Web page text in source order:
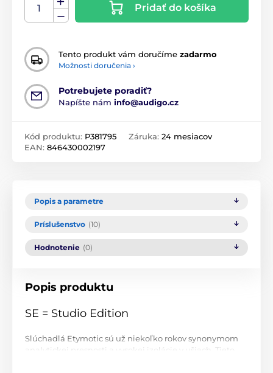
Pridať do košíka
Tento produkt vám doručíme zadarmo
Možnosti doručenia ›
Potrebujete poradiť?
Napíšte nám info@audigo.cz
Kód produktu: P381795
EAN: 846430002197
Záruka: 24 mesiacov
Popis a parametre
Príslušenstvo (10)
Hodnotenie (0)
Popis produktu
SE = Studio Edition
Slúchadlá Etymotic sú už niekoľko rokov synonymom
analytickej presnosti a vysokej izolácie v ušiach. Tieto